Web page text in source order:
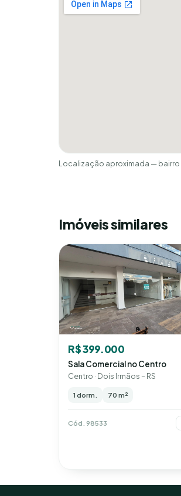
Localização aproximada —
Imóveis similares
R$ 399.000
Sala Comercial no Centro
Centro · Dois Irmãos – RS
1 dorm. 70 m²
Cód. 98533